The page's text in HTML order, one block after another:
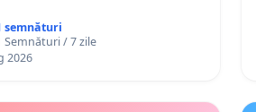
semnături
Semnături / 7 zile
2026